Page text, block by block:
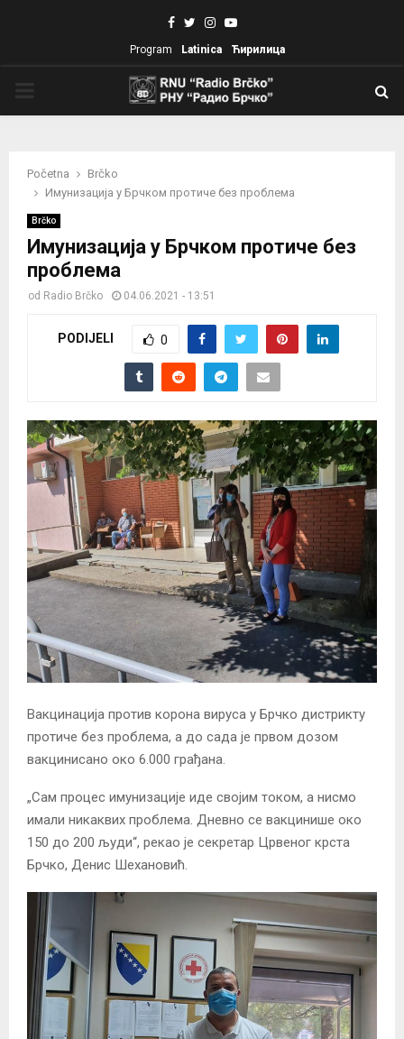
Facebook
TwitterInstagram
Youtube
Program Latinica Ћирилица
Početna
Brčko
Имунизација у Брчком протиче без проблема
Brčko
Имунизација у Брчком протиче без
проблема
od Radio Brčko 04.06.2021 - 13:51
PODIJELI 0
Вакцинација против корона вируса у Брчко дистрикту
протиче без проблема, a до сада је првом дозом
вакцинисано око 6.000 грађана.
„Сам процес имунизације иде својим током, а нисмо
имали никаквих проблема. Дневно се вакцинише око
150 до 200 људи“, рекао је секретар Црвеног крста
Брчко, Денис Шехановић.